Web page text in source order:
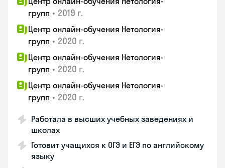
групп • 2019 г.
Центр онлайн-обучения Нетология-
групп • 2020 г.
Центр онлайн-обучения Нетология-
групп • 2020 г.
Центр онлайн-обучения Нетология-
групп • 2020 г.
Работала в высших учебных заведениях и
школах
Готовит учащихся к ОГЭ и ЕГЭ по английскому
языку